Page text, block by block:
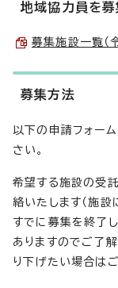
地域協力員を
募集施設一覧
募集方法
以下の申請フォー
さい。
希望する施設の受
絡いたします（施設
すでに募集を終了
ありますのでご了解
り下げたい場合は